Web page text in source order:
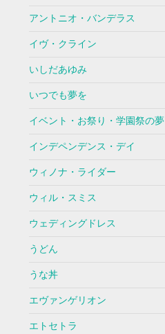
アントニオ・バンデラス
イヴ・クライン
いしだあゆみ
いつでも夢を
イベント・お祭り・学園祭の夢
インデペンデンス・デイ
ウィノナ・ライダー
ウィル・スミス
ウェディングドレス
うどん
うな丼
エヴァンゲリオン
エトセトラ